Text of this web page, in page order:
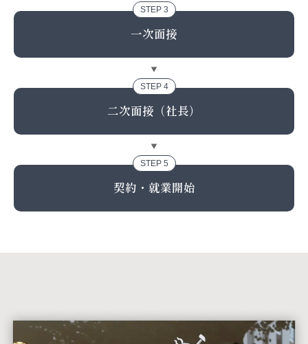
北海道札幌市中央区北5条西7丁目2-1 京王プラザホ
テル札幌1F
【札幌本店】
北海道札幌市中央区南2条西10丁目1 オエノン北海道
勤務時間
店舗休業日：無休（年末年始等の特別休暇を除く）
STEP 3
一次面接
STEP 4
二次面接（社長）
STEP 5
契約・就業開始